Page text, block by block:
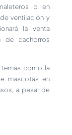
o en
ventilación y
la venta
de cachorros
temas como la
mascotas en
a pesar de